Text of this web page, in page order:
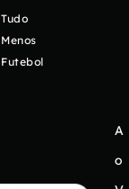
Tudo
Menos
Futebol
A
o